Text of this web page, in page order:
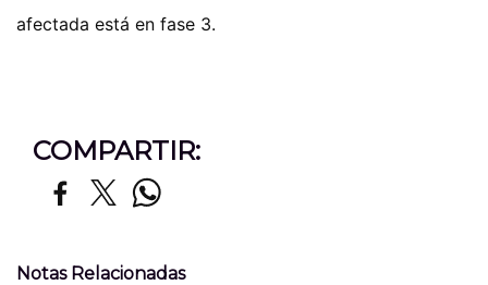
afectada está en fase 3.
COMPARTIR:
Notas Relacionadas